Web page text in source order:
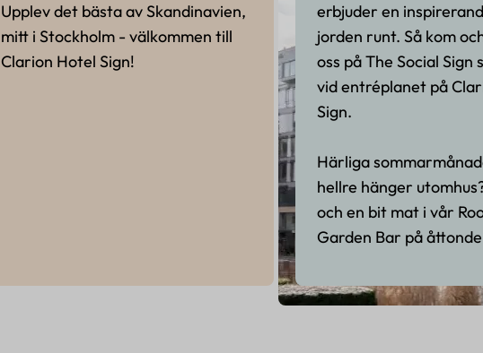
Upplev det bästa av Skandinavien,
mitt i Stockholm - välkommen till
Clarion Hotel Sign!
erbjuder en
jorden runt. Så kom
oss ​​på The Social Sign
vid entréplanet på
Sign.
Härliga
hellre hänger
och en bit mat i vår
Garden Bar på